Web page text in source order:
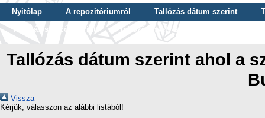
Nyitólap A repozitóriumról Tallózás dátum szerint
Tallózás szerző szerint
Tallózás nyelv szerint
Tallózás dátum szerint ahol a
Vissza
Kérjük, válasszon az alábbi listából!